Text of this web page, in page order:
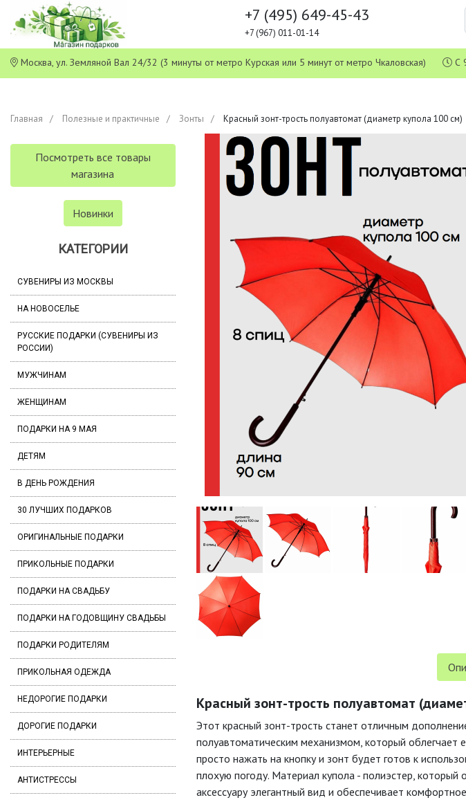
+7 (495) 649-45-43
+7 (967) 011-01-14
Москва, ул. Земляной Вал 24/32 (3 минуты от метро Курская или 5 минут от метро Чкаловская) С
Главная Полезные и практичные Зонты Красный зонт-трость полуавтомат (диаметр купола 100 см)
Посмотреть все товары
магазина
Новинки
КАТЕГОРИИ
СУВЕНИРЫ ИЗ МОСКВЫ
НА НОВОСЕЛЬЕ
РУССКИЕ ПОДАРКИ (СУВЕНИРЫ ИЗ
РОССИИ)
МУЖЧИНАМ
ЖЕНЩИНАМ
ПОДАРКИ НА 9 МАЯ
ДЕТЯМ
В ДЕНЬ РОЖДЕНИЯ
30 ЛУЧШИХ ПОДАРКОВ
ОРИГИНАЛЬНЫЕ ПОДАРКИ
ПРИКОЛЬНЫЕ ПОДАРКИ
ПОДАРКИ НА СВАДЬБУ
ПОДАРКИ НА ГОДОВЩИНУ СВАДЬБЫ
ПОДАРКИ РОДИТЕЛЯМ
ПРИКОЛЬНАЯ ОДЕЖДА
НЕДОРОГИЕ ПОДАРКИ
ДОРОГИЕ ПОДАРКИ
ИНТЕРЬЕРНЫЕ
АНТИСТРЕССЫ
Красный зонт-трость полуавтомат
Этот красный зонт-трость станет отличным
полуавтоматическим механизмом, который облегчает
просто нажать на кнопку и зонт будет готов к
плохую погоду. Материал купола - полиэстер, который
аксессуару элегантный вид и обеспечивает